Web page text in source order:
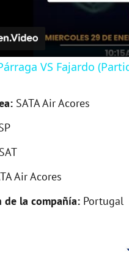
VS Fajardo
SATA Air Acores
SAT
Air Acores
de la compañía: Portugal